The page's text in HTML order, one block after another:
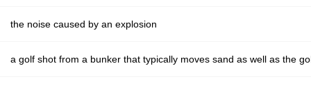
the noise caused by an explosion
a golf shot from a bunker that typically moves sand as well as the